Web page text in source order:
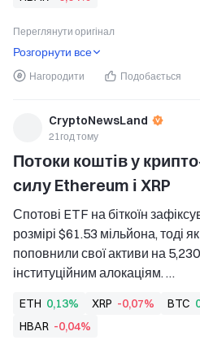
Переглянути оригінал
Розгорнути все
Нагородити Подобається
CryptoNewsLand
21год тому
Потоки коштів у
силу Ethereum і XRP
Спотові ETF на біткоїн
розмірі $61.53 мільйона, тоді
поповнили свої активи на
інституційним алокаціям.
надходжень, що відображає
незважаючи на загальний
ETH 0,13% XRP -0,07% BTC
HBAR -0,04%